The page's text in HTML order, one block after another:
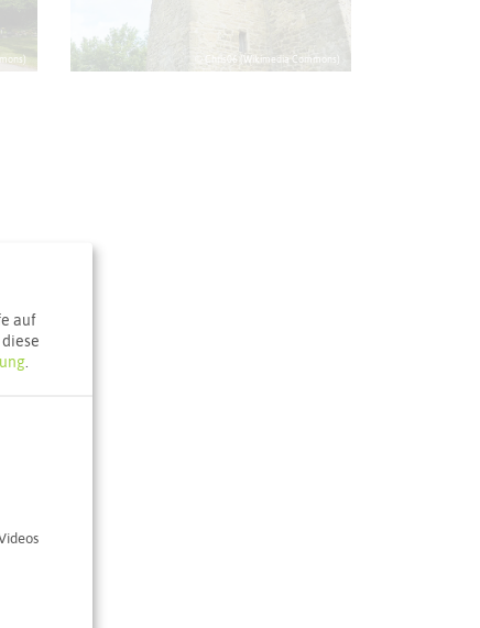
© Chris06 (Wikimedia Commons)
Kreuz
auf
.